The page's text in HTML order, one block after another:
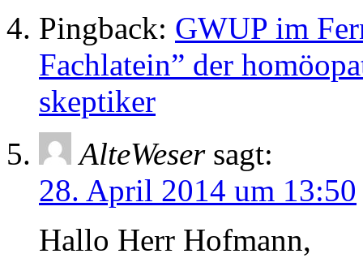
Pingback: GWUP im
Fachlatein” der
skeptiker
AlteWeser sagt:
28. April 2014 um 13:50
Hallo Herr Hofmann,